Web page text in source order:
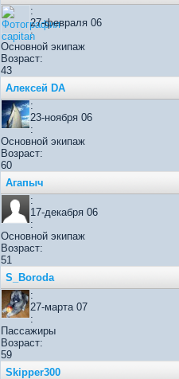
:
27-февраля 06
:
Основной экипаж
Возраст:
43
Алексей DA
:
23-ноября 06
:
Основной экипаж
Возраст:
60
Агапыч
:
17-декабря 06
:
Основной экипаж
Возраст:
51
S_Boroda
:
27-марта 07
:
Пассажиры
Возраст:
59
Skipper300